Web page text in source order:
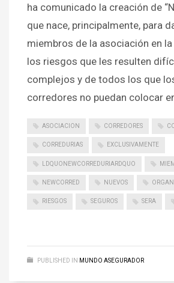
ha comunicado la creación de
que nace, principalmente, para
miembros de la asociación en
los riesgos que les resulten
complejos y de todos los que
corredores no puedan colocar
ASOCIACION CORREDORES
CORREDURIAS EXCLUSIVAMENTE
LDQUONEWCORREDURIARDQUO
NEWCORRED NUEVOS
RIESGOS SEGUROS SERA
PUBLISHED IN MUNDO ASEGURADOR